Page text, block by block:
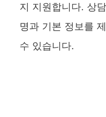
지 지원합니다. 상
명과 기본 정보를
수 있습니다.